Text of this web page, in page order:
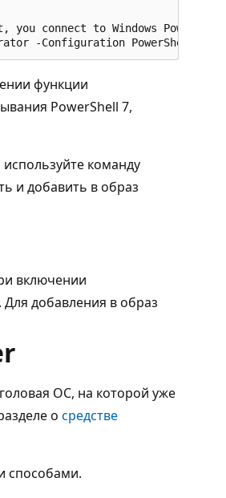
connect to Windows PowerShell
функции
PowerShell 7,
команду
и добавить в образ
включении
Для добавления в образ
ОС, на которой уже
о средстве
способами.